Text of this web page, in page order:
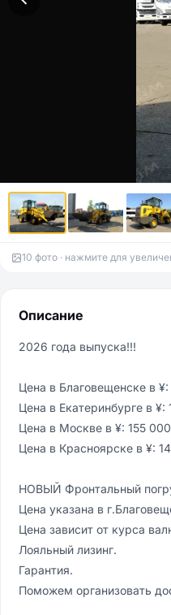
10 фото · нажмите для
Описание
2026 года выпуска!!!
Цена в Благовещенске в
Цена в Екатеринбурге в
Цена в Москве в ¥: 155
Цена в Красноярске в ¥:
НОВЫЙ Фронтальный
Цена указaнa в
Ценa зaвисит от куpca
Лояльный лизинг.
Гарантия.
Поможем организовать